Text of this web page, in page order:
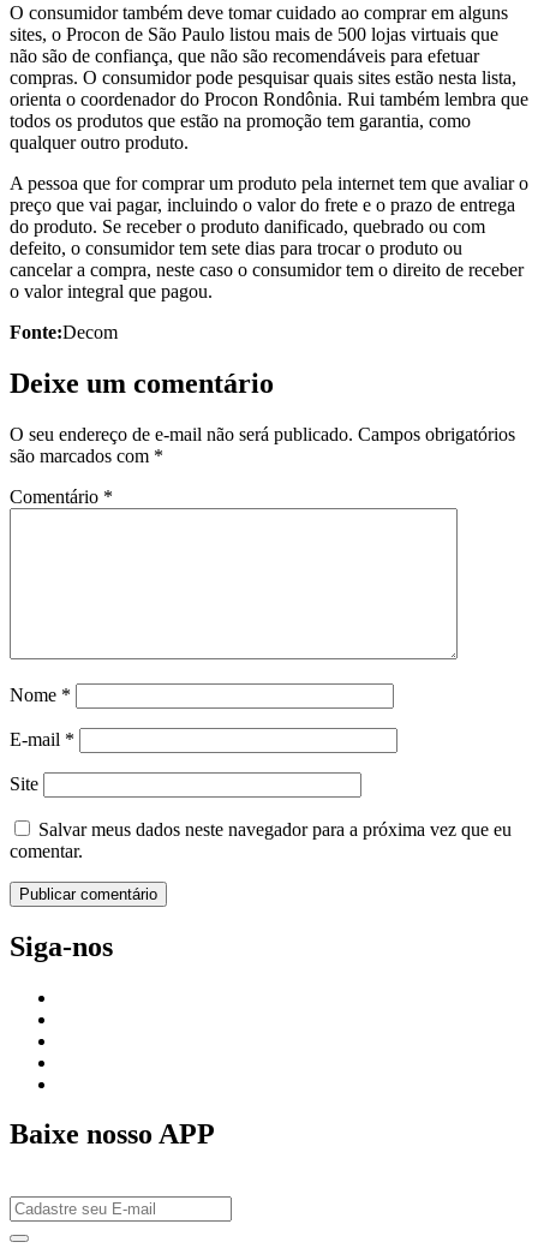
O consumidor também deve tomar cuidado ao comprar em alguns
sites, o Procon de São Paulo listou mais de 500 lojas virtuais que
não são de confiança, que não são recomendáveis para efetuar
compras. O consumidor pode pesquisar quais sites estão nesta lista,
orienta o coordenador do Procon Rondônia. Rui também lembra que
todos os produtos que estão na promoção tem garantia, como
qualquer outro produto.
A pessoa que for comprar um produto pela internet tem que avaliar o
preço que vai pagar, incluindo o valor do frete e o prazo de entrega
do produto. Se receber o produto danificado, quebrado ou com
defeito, o consumidor tem sete dias para trocar o produto ou
cancelar a compra, neste caso o consumidor tem o direito de receber
o valor integral que pagou.
Fonte:Decom
Deixe um comentário
O seu endereço de e-mail não será publicado. Campos obrigatórios
são marcados com *
Comentário *
Nome *
E-mail *
Site
Salvar meus dados neste navegador para a próxima vez que eu
comentar.
Siga-nos
Baixe nosso APP